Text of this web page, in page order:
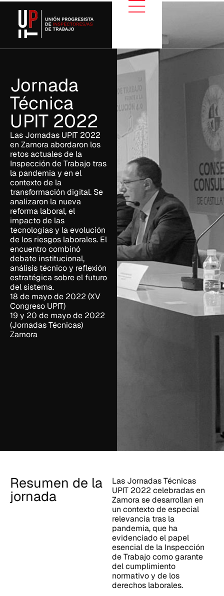
Jornada
Técnica
UPIT 2022
Las Jornadas UPIT 2022
en Zamora abordaron los
retos actuales de la
Inspección de Trabajo tras
la pandemia y en el
contexto de la
transformación digital. Se
analizaron la nueva
reforma laboral, el
impacto de las
tecnologías y la evolución
de los riesgos laborales. El
encuentro combinó
debate institucional,
análisis técnico y reflexión
estratégica sobre el futuro
del sistema.
18 de mayo de 2022 (XV
Congreso UPIT)
19 y 20 de mayo de 2022
(Jornadas Técnicas)
Zamora
Resumen de la
jornada
Las Jornadas Técnicas
UPIT 2022 celebradas en
Zamora se desarrollan en
un contexto de especial
relevancia tras la
pandemia, que ha
evidenciado el papel
esencial de la Inspección
de Trabajo como garante
del cumplimiento
normativo y de los
derechos laborales.